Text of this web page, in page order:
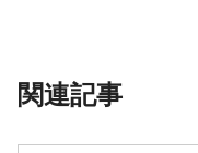
関連記事